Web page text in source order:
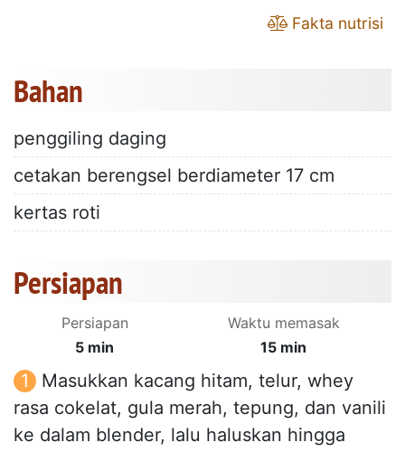
Fakta nutrisi
Bahan
penggiling daging
cetakan berengsel berdiameter 17 cm
kertas roti
Persiapan
Persiapan
5 min
Waktu memasak
15 min
Masukkan kacang hitam, telur, whey
rasa cokelat, gula merah, tepung, dan vanili
ke dalam blender, lalu haluskan hingga